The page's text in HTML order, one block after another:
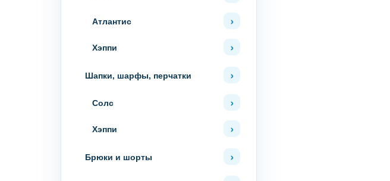
Атлантис
Хэппи
Шапки, шарфы, перчатки
Солс
Хэппи
Брюки и шорты